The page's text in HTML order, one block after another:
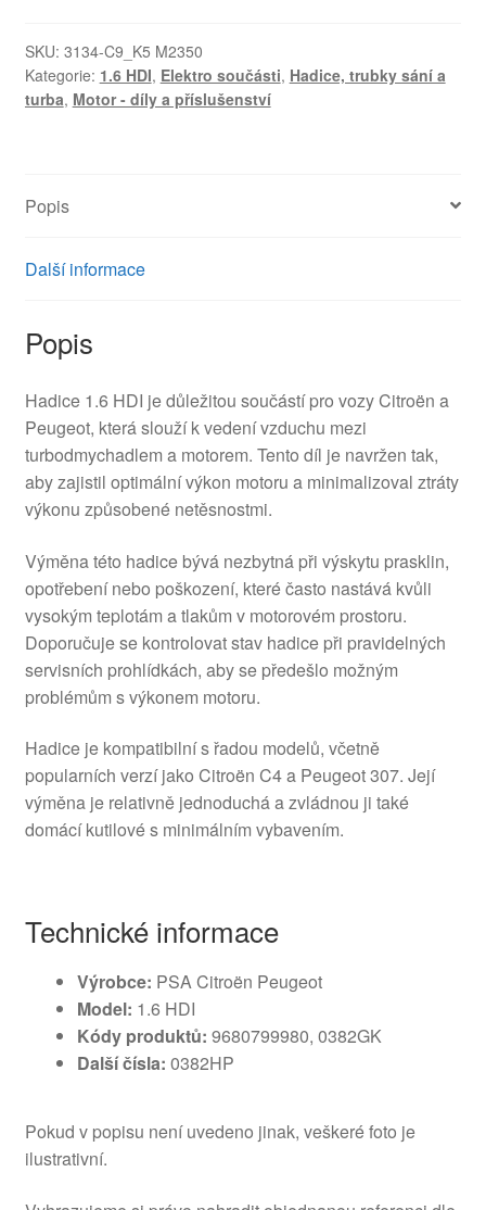
Peugeot
9680799980
0382GK
SKU: 3134-C9_K5 M2350
Kategorie: 1.6 HDI, Elektro součásti, Hadice, trubky sání a
turba, Motor - díly a příslušenství
Popis
Další informace
Popis
Hadice 1.6 HDI je důležitou součástí pro vozy Citroën a
Peugeot, která slouží k vedení vzduchu mezi
turbodmychadlem a motorem. Tento díl je navržen tak,
aby zajistil optimální výkon motoru a minimalizoval ztráty
výkonu způsobené netěsnostmi.
Výměna této hadice bývá nezbytná při výskytu prasklin,
opotřebení nebo poškození, které často nastává kvůli
vysokým teplotám a tlakům v motorovém prostoru.
Doporučuje se kontrolovat stav hadice při pravidelných
servisních prohlídkách, aby se předešlo možným
problémům s výkonem motoru.
Hadice je kompatibilní s řadou modelů, včetně
popularních verzí jako Citroën C4 a Peugeot 307. Její
výměna je relativně jednoduchá a zvládnou ji také
domácí kutilové s minimálním vybavením.
Technické informace
Výrobce: PSA Citroën Peugeot
Model: 1.6 HDI
Kódy produktů: 9680799980, 0382GK
Další čísla: 0382HP
Pokud v popisu není uvedeno jinak, veškeré foto je
ilustrativní.